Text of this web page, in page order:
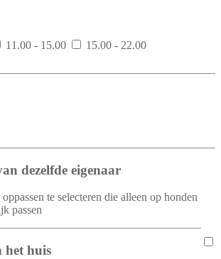
11.00 - 15.00 15.00 - 22.00
dezelfde eigenaar
te selecteren die alleen op honden
passen
het huis